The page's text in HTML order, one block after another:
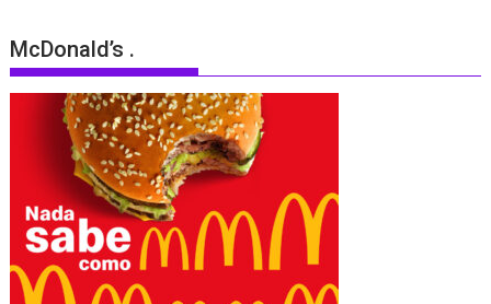
McDonald’s .